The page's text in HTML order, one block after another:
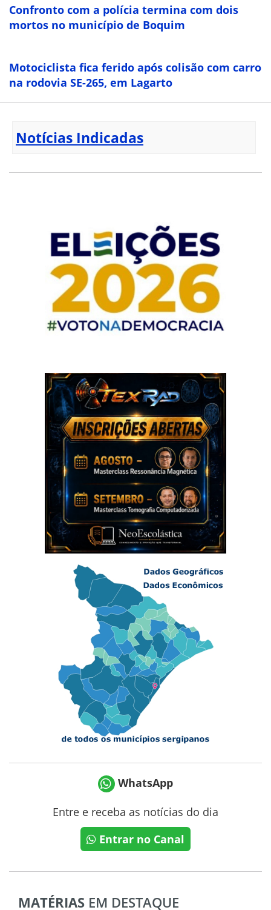
Confronto com a polícia termina com dois
mortos no município de Boquim
Motociclista fica ferido após colisão com carro
na rodovia SE-265, em Lagarto
Notícias Indicadas
WhatsApp
Entre e receba as notícias do dia
Entrar no Canal
MATÉRIAS EM DESTAQUE